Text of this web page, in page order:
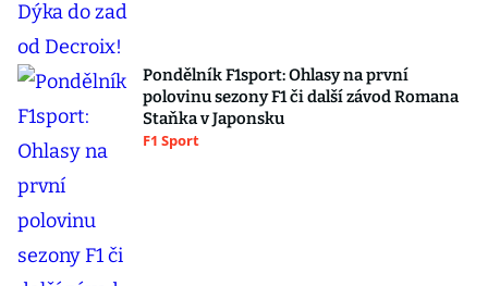
Pondělník F1sport: Ohlasy na první
polovinu sezony F1 či další závod Romana
Staňka v Japonsku
F1 Sport